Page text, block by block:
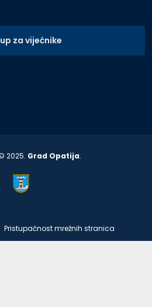
za vijećnike
2025. Grad Opatija.
Pristupačnost mrežnih stranica